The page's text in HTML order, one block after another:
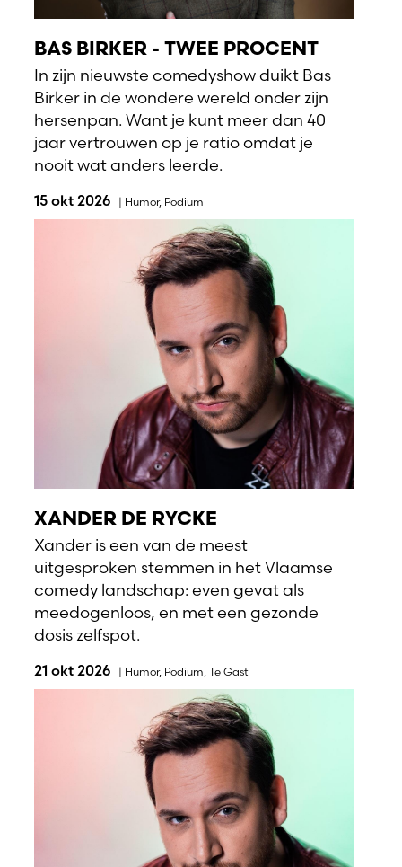
BAS BIRKER - TWEE PROCENT
In zijn nieuwste comedyshow duikt Bas
Birker in de wondere wereld onder zijn
hersenpan. Want je kunt meer dan 40
jaar vertrouwen op je ratio omdat je
nooit wat anders leerde.
15 okt 2026 | Humor, Podium
XANDER DE RYCKE
Xander is een van de meest
uitgesproken stemmen in het Vlaamse
comedy landschap: even gevat als
meedogenloos, en met een gezonde
dosis zelfspot.
21 okt 2026 | Humor, Podium, Te Gast